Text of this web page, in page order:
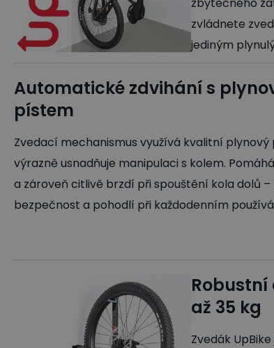
zvládnete
jediným
Automatické zdvihání s
pístem
Zvedací mechanismus využívá kvalitní
výrazně usnadňuje manipulaci s kolem.
a zároveň citlivě brzdí při spouštění kola dolů
bezpečnost a pohodlí při každodenním
až 35 kg
Zvedák